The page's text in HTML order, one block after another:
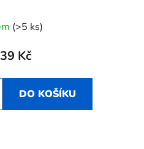
(>5 ks)
Kč
DO KOŠÍKU